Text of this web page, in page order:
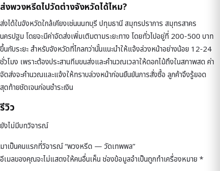
ส่งพวงหรีดไปวัดต่างจังหวัดได้ไหม?
ส่งได้ในจังหวัดใกล้เคียงเช่นนนทบุรี ปทุมธานี สมุทรปราการ สมุทรสาคร
นครปฐม โดยจะมีค่าจัดส่งเพิ่มเติมตามระยะทาง โดยทั่วไปอยู่ที่ 200-500 บาท
ขึ้นกับระยะ สำหรับจังหวัดที่ไกลกว่านั้นแนะนำให้แจ้งล่วงหน้าอย่างน้อย 12-24
ชั่วโมง เพราะต้องประสานทีมขนส่งและคำนวณเวลาให้ดอกไม้ถึงในสภาพสด ค่า
จัดส่งจะคำนวณและแจ้งให้ทราบล่วงหน้าก่อนยืนยันการสั่งซื้อ ลูกค้าจึงรู้ยอด
สุดท้ายชัดเจนก่อนชำระเงิน
รีวิว
ยังไม่มีบทวิจารณ์
มาเป็นคนแรกที่วิจารณ์ “พวงหรีด — วัดเทพพล”
อีเมลของคุณจะไม่แสดงให้คนอื่นเห็น ช่องข้อมูลจำเป็นถูกทำเครื่องหมาย *